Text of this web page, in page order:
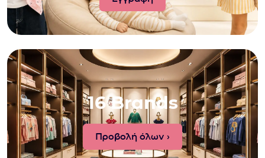
16 Brands
Προβολή όλων ›